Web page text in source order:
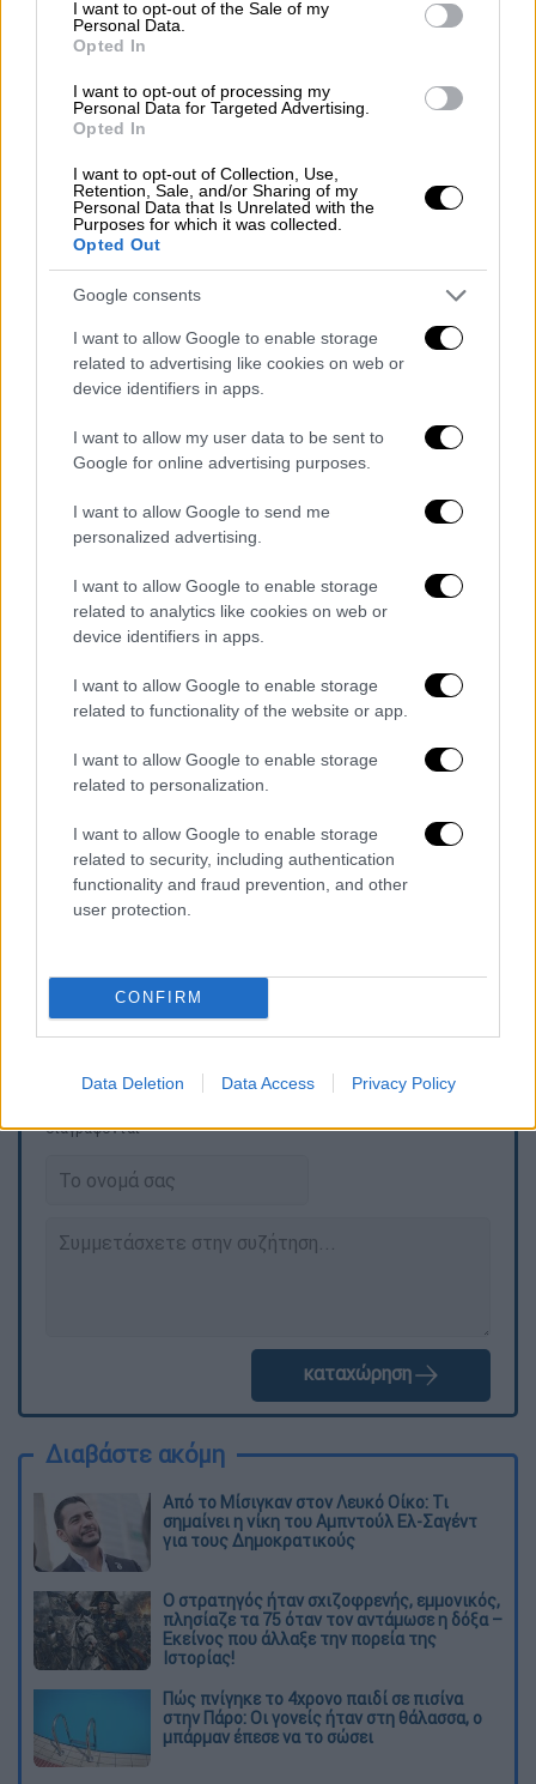
I want to opt-out of the Sale of my
Personal Data.
Opted In
I want to opt-out of processing my
Personal Data for Targeted Advertising.
Opted In
I want to opt-out of Collection, Use,
Retention, Sale, and/or Sharing of my
Personal Data that Is Unrelated with the
Purposes for which it was collected.
Opted Out
Google consents
I want to allow Google to enable storage
related to advertising like cookies on web or
device identifiers in apps.
I want to allow my user data to be sent to
Google for online advertising purposes.
I want to allow Google to send me
personalized advertising.
I want to allow Google to enable storage
related to analytics like cookies on web or
device identifiers in apps.
I want to allow Google to enable storage
related to functionality of the website or app.
I want to allow Google to enable storage
related to personalization.
I want to allow Google to enable storage
related to security, including authentication
functionality and fraud prevention, and other
user protection.
CONFIRM
Data Deletion Data Access Privacy Policy
Τερζούδης, τότε αρχηγός της
Πυροσβεστικής,
τότε υπαρχηγός και
Ιωάννης Καπάκηςο
οποίος την επίμαχη περίοδο ήταν γενικός
γραμματέας Πολιτικής Προστασίας.
Αναιρεί εν μέρει την προσβαλλόμενη
απόφασητου Α΄ Τριμ. Εφ. Πλημ/των Αθηνών
ως προς το μέρος της που αφορά την
απόρριψη της ελαφρυντικής περίστασης του
τους τρεις πρώτους αναιρεσείοντες, Σ.Τ.,
Β.Μ. και Ι.Κ., αλλά και σε περίπτωση
στον καθένα από αυτούς ποινές φυλάκισης,
καθώς επίσης και τις συνολικές ποινές
φυλάκισης που καθορίστηκαν σε βάρος των
τριών πρώτων αναιρεσειόντων, όπως και για
την ορισθείσα εκ μέρους του καθενός από
αυτούς εκτιτέα ποινή φυλάκισης», αναφέρει
η απόφαση 694/2026 που παραπέμπει την
και των ποινών πίσω στο Εφετείο για
επανεκδίκαση.
Υπενθυμίζεται ότι το Τριμελές Εφετείο
Πλημμελημάτων Β/ βαθμού τον Ιούνιο του
2025 είχε επιβάλειποινή 340 ετών, με
εκτιτέα τα 5 έτη, στους Σωτήρη Τερζούδη,
Βασίλη Ματθαιόπουλο, Ιωάννη Φωστιέρη και
Ιωάννη Καπάκη
στη φυλακή.
Τα σχολιά σας δημοσιεύονται άμεσα με δική σας ευθύνη. Το
διαγράφονται
καταχώρηση
Διαβάστε ακόμη
Από το Μίσιγκαν στον Λευκό Οίκο: Τι
σημαίνει η νίκη του Αμπντούλ Ελ-Σαγέντ
για τους Δημοκρατικούς
O στρατηγός ήταν σχιζοφρενής, εμμονικός,
πλησίαζε τα 75 όταν τον αντάμωσε η δόξα –
Εκείνος που άλλαξε την πορεία της
Ιστορίας!
Πώς πνίγηκε το 4χρονο παιδί σε πισίνα
στην Πάρο: Οι γονείς ήταν στη θάλασσα, ο
μπάρμαν έπεσε να το σώσει